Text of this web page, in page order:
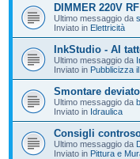
DIMMER 220V
Ultimo messaggio da
Inviato in Elettricità
InkStudio - AI
Ultimo messaggio da
Inviato in Pubblicizza
Smontare
Ultimo messaggio da
Inviato in Idraulica
Consigli
Ultimo messaggio da
Inviato in Pittura e